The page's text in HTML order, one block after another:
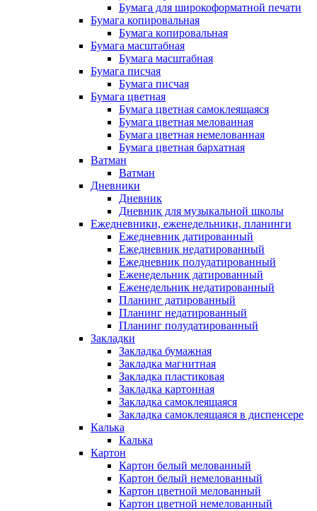
Бумага для широкоформатной печати
Бумага копировальная
Бумага копировальная
Бумага масштабная
Бумага масштабная
Бумага писчая
Бумага писчая
Бумага цветная
Бумага цветная самоклеящаяся
Бумага цветная мелованная
Бумага цветная немелованная
Бумага цветная бархатная
Ватман
Ватман
Дневники
Дневник
Дневник для музыкальной школы
Ежедневники, еженедельники, планинги
Ежедневник датированный
Ежедневник недатированный
Ежедневник полудатированный
Еженедельник датированный
Еженедельник недатированный
Планинг датированный
Планинг недатированный
Планинг полудатированный
Закладки
Закладка бумажная
Закладка магнитная
Закладка пластиковая
Закладка картонная
Закладка самоклеящаяся
Закладка самоклеящаяся в диспенсере
Калька
Калька
Картон
Картон белый мелованный
Картон белый немелованный
Картон цветной мелованный
Картон цветной немелованный